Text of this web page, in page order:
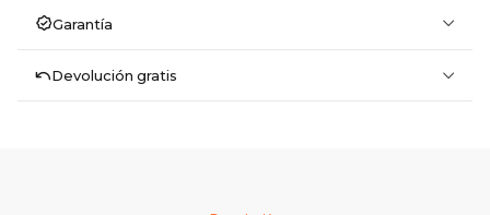
Garantía
Devolución gratis